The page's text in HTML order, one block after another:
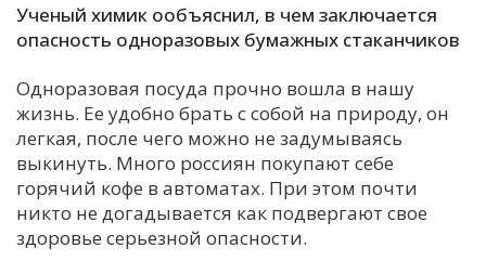
К
М
Н
У
Х
Ч
Ученый химик ообъяснил, в чем заключается
опасность одноразовых бумажных стаканчиков
Одноразовая посуда прочно вошла в нашу
жизнь. Ее удобно брать с собой на природу, он
легкая, после чего можно не задумываясь
выкинуть. Много россиян покупают себе
горячий кофе в автоматах. При этом почти
никто не догадывается как подвергают свое
здоровье серьезной опасности.